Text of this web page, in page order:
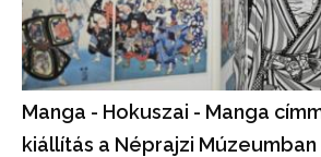
Manga - Hokuszai - Manga
kiállítás a Néprajzi Múzeumban